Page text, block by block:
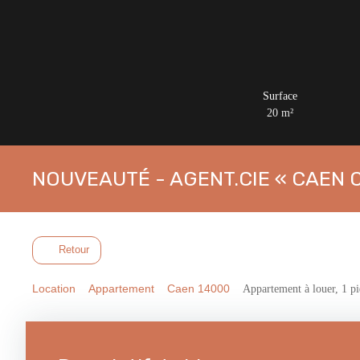
Surface
20 m²
NOUVEAUTÉ - AGENT.CIE « CAEN
Retour
Location Appartement Caen 14000 Appartement à louer, 1